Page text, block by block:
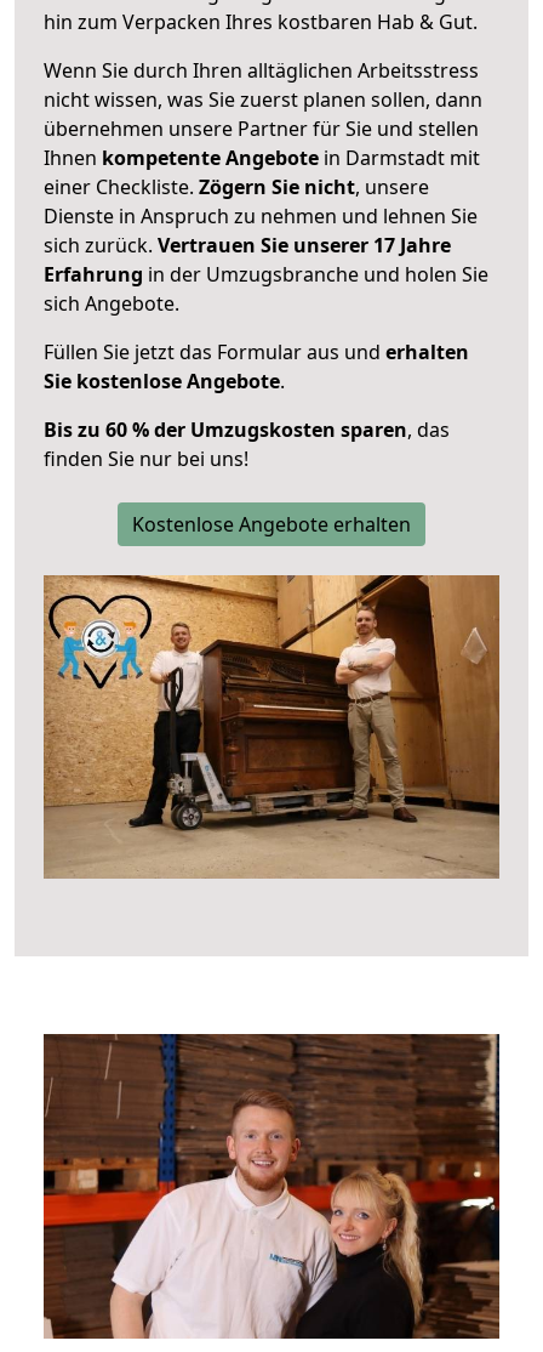
hin zum Verpacken Ihres kostbaren Hab & Gut.
Wenn Sie durch Ihren alltäglichen Arbeitsstress
nicht wissen, was Sie zuerst planen sollen, dann
übernehmen unsere Partner für Sie und stellen
Ihnen kompetente Angebote in Darmstadt mit
einer Checkliste. Zögern Sie nicht, unsere
Dienste in Anspruch zu nehmen und lehnen Sie
sich zurück. Vertrauen Sie unserer 17 Jahre
Erfahrung in der Umzugsbranche und holen Sie
sich Angebote.
Füllen Sie jetzt das Formular aus und erhalten
Sie kostenlose Angebote.
Bis zu 60 % der Umzugskosten sparen, das
finden Sie nur bei uns!
Kostenlose Angebote erhalten